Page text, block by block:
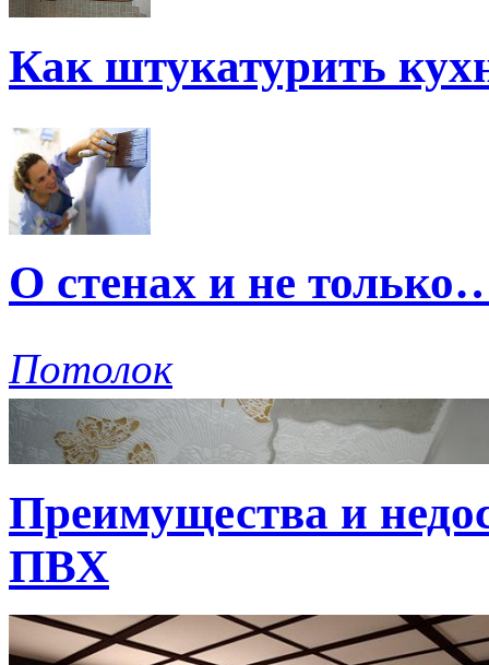
Как штукатурить
О стенах и не
Потолок
Преимущества и
ПВХ